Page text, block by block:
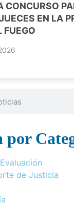
CONCURSO
EN LA
FUEGO
por
de Justicia